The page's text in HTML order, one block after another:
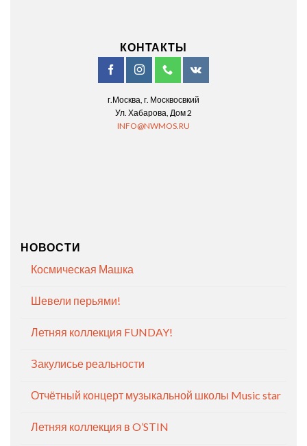
КОНТАКТЫ
г.Москва, г. Москвосвкий
Ул. Хабарова, Дом 2
INFO@NWMOS.RU
НОВОСТИ
Космическая Машка
Шевели перьями!
Летняя коллекция FUNDAY!
Закулисье реальности
Отчётный концерт музыкальной школы Music star
Летняя коллекция в O’STIN